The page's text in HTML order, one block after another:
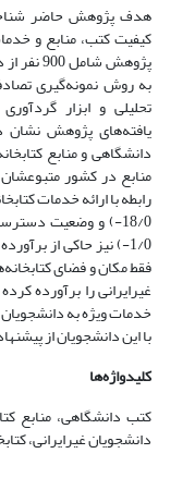
هدف پژوهش حاضر
کیفیت کتب، منابع و
به روش نمونه‌گیری
تحلیلی و ابزار
یافته‌های پژوهش نشان
منابع در کشور
رابطه با ارائه خدمات
18/0-) و وضعیت
1/0-) نیز حاکی از
غیرایرانی را برآورده
خدمات ویژه به دانشجویان
با این دانشجویان از
کلیدواژه‌ها
کتب دانشگاهی، منابع
دانشجویان غیرایرانی،